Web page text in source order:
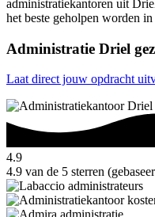
administratiekantoren uit
het beste geholpen worden
Administratie Driel
Laat direct jouw opdracht
4.9
4.9 van de 5 sterren